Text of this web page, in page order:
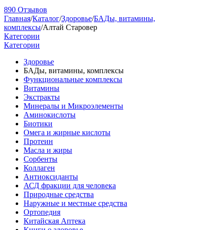
890 Отзывов
Главная/Каталог/Здоровье/БАДы, витамины,
комплексы/Алтай Старовер
Категории
Категории
Здоровье
БАДы, витамины, комплексы
Функциональные комплексы
Витамины
Экстракты
Минералы и Микроэлементы
Аминокислоты
Биотики
Омега и жирные кислоты
Протеин
Масла и жиры
Сорбенты
Коллаген
Антиоксиданты
АСД фракции для человека
Природные средства
Наружные и местные средства
Ортопедия
Китайская Аптека